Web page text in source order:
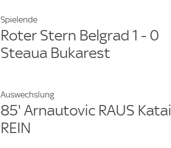
Spielende
Roter Stern Belgrad 1 - 0
Steaua Bukarest
Auswechslung
85' Arnautovic RAUS Katai
REIN